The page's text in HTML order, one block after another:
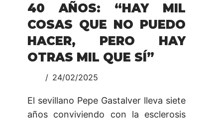
40 AÑOS: “HAY MIL
COSAS QUE NO PUEDO
HACER, PERO HAY
OTRAS MIL QUE SÍ”
24/02/2025
El sevillano Pepe Gastalver lleva siete
años conviviendo con la esclerosis